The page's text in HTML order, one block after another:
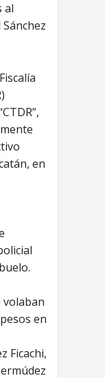
al
en
volaban
en
Ficachi,